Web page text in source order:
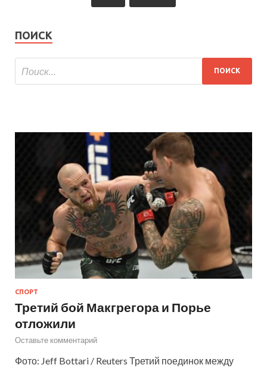
ПОИСК
СПОРТ
Третий бой Макгрегора и Порье
отложили
Оставьте комментарий
Фото: Jeff Bottari / Reuters Третий поединок между